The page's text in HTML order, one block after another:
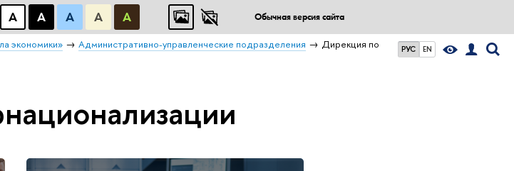
А А А А А Обычная версия сайта
РУС EN
экономики» Административно-управленческие подразделения
Дирекция по